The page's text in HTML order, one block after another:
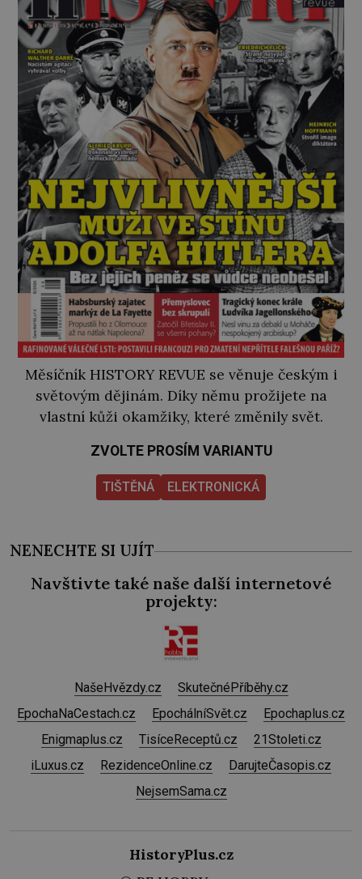
Měsíčník HISTORY REVUE se věnuje českým i
světovým dějinám. Díky němu prožijete na
vlastní kůži okamžiky, které změnily svět.
ZVOLTE PROSÍM VARIANTU
TIŠTĚNÁ ELEKTRONICKÁ
NENECHTE SI UJÍT
Navštivte také naše další internetové
projekty:
NašeHvězdy.cz
SkutečnéPříběhy.cz
EpochaNaCestach.cz
EpochálníSvět.cz
Epochaplus.cz
Enigmaplus.cz
TisíceReceptů.cz
21Stoleti.cz
iLuxus.cz
RezidenceOnline.cz
DarujteČasopis.cz
NejsemSama.cz
HistoryPlus.cz